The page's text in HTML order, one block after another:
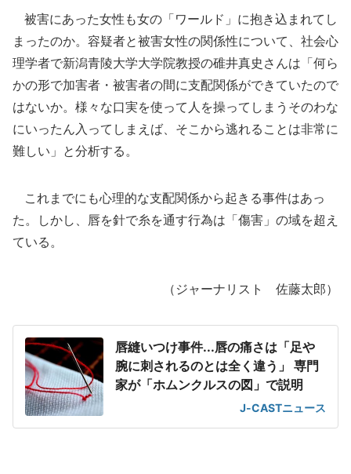
被害にあった女性も女の「ワールド」に抱き込まれてし
まったのか。容疑者と被害女性の関係性について、社会心
理学者で新潟青陵大学大学院教授の碓井真史さんは「何ら
かの形で加害者・被害者の間に支配関係ができていたので
はないか。様々な口実を使って人を操ってしまうそのわな
にいったん入ってしまえば、そこから逃れることは非常に
難しい」と分析する。
これまでにも心理的な支配関係から起きる事件はあっ
た。しかし、唇を針で糸を通す行為は「傷害」の域を超え
ている。
（ジャーナリスト 佐藤太郎）
唇縫いつけ事件...唇の痛さは「足や
腕に刺されるのとは全く違う」 専門
家が「ホムンクルスの図」で説明
J-CASTニュース